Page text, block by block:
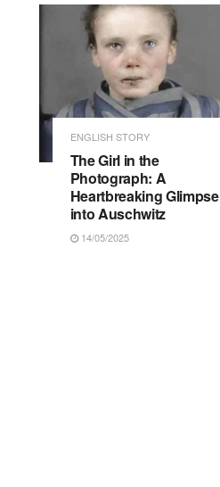
ENGLISH STORY
The Girl in the
Photograph: A
Heartbreaking Glimpse
into Auschwitz
14/05/2025